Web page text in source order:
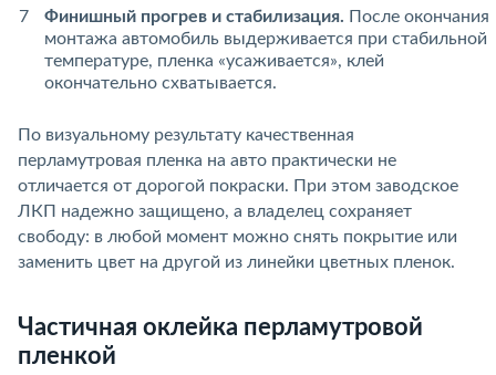
Финишный прогрев и стабилизация. После окончания
монтажа автомобиль выдерживается при стабильной
температуре, пленка «усаживается», клей
окончательно схватывается.
По визуальному результату качественная
перламутровая пленка на авто практически не
отличается от дорогой покраски. При этом заводское
ЛКП надежно защищено, а владелец сохраняет
свободу: в любой момент можно снять покрытие или
заменить цвет на другой из линейки цветных пленок.
Частичная оклейка перламутровой
пленкой